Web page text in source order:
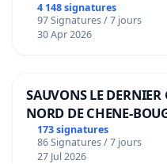
4 148 signatures
97 Signatures / 7 jours
30 Apr 2026
SAUVONS LE DERNIER
NORD DE CHENE-
173 signatures
86 Signatures / 7 jours
27 Jul 2026